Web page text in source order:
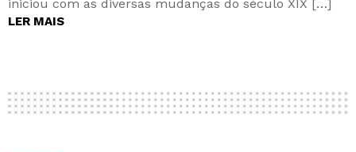
iniciou com as diversas mudanças do século XIX […]
LER MAIS